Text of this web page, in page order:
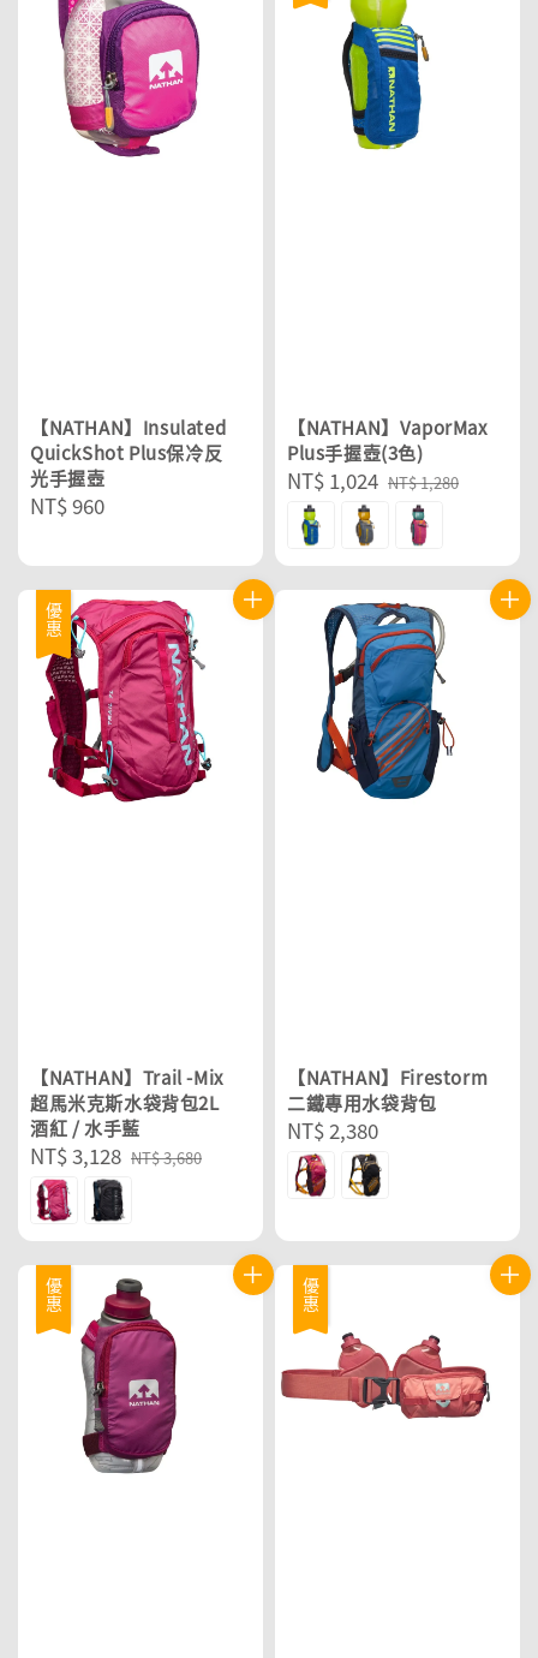
【NATHAN】Insulated
QuickShot Plus保冷反
光手握壺
Regular
NT$ 960
【NATHAN】VaporMax
Plus手握壺(3色)
Sale
price
NT$ 1,024 Regular
price
NT$ 1,280
優惠
【NATHAN】Trail -Mix
超馬米克斯水袋背包2L
酒紅 / 水手藍
Sale
price
NT$ 3,128 Regular
NT$ 3,680
【NATHAN】Firestorm
二鐵專用水袋背包
Regular
price
NT$ 2,380
優惠 優惠